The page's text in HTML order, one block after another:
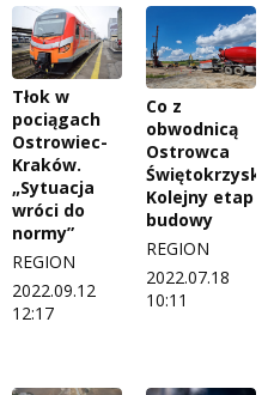
Tłok w
pociągach
Ostrowiec-
Kraków.
„Sytuacja
wróci do
normy”
REGION
2022.09.12
12:17
Co z
obwodnicą
Ostrowca
Kolejny etap
budowy
REGION
2022.07.18
10:11